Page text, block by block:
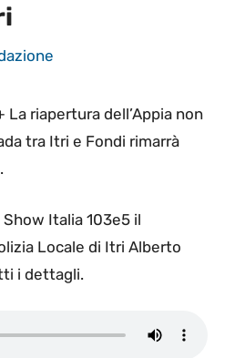
riapertura dell’Appia non
tra Itri e Fondi rimarrà
Italia 103e5 il
Locale di Itri Alberto
i dettagli.